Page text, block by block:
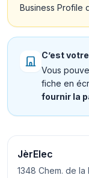
Business Profile
C’est
Vous
fiche en
fournir la
JèrElec
1348 Chem. de